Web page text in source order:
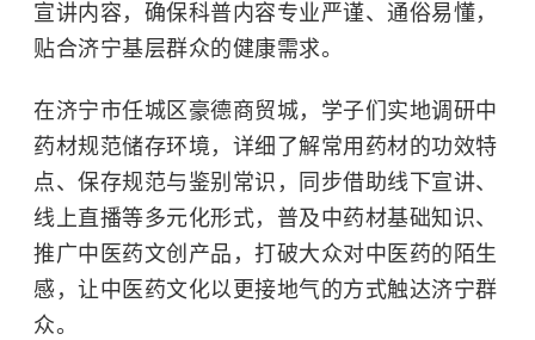
宣讲内容，确保科普内容专业严谨、通俗易懂，
贴合济宁基层群众的健康需求。
在济宁市任城区豪德商贸城，学子们实地调研中
药材规范储存环境，详细了解常用药材的功效特
点、保存规范与鉴别常识，同步借助线下宣讲、
线上直播等多元化形式，普及中药材基础知识、
推广中医药文创产品，打破大众对中医药的陌生
感，让中医药文化以更接地气的方式触达济宁群
众。